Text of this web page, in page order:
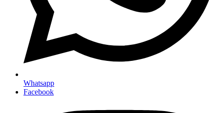
Whatsapp
Facebook